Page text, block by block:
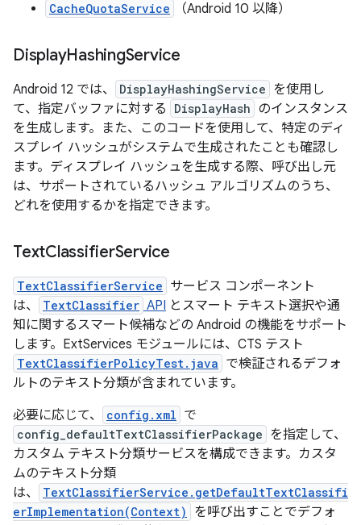
CacheQuotaService （Android 10 以降）
DisplayHashingService
Android 12 では、 DisplayHashingService を使用し
て、指定バッファに対する
DisplayHash のインスタンス
を生成します。また、このコードを使用して、特定のディ
スプレイ ハッシュがシステムで生成されたことも確認し
ます。ディスプレイ ハッシュを生成する際、呼び出し元
は、サポートされているハッシュ アルゴリズムのうち、
どれを使用するかを指定できます。
TextClassifierService
TextClassifierService サービス コンポーネント
は、
TextClassifier API とスマート テキスト選択や通
知に関するスマート候補などの Android の機能をサポート
します。ExtServices モジュールには、CTS テスト
TextClassifierPolicyTest.java で検証されるデフォ
ルトのテキスト分類が含まれています。
必要に応じて、
config.xml で
config_defaultTextClassifierPackage を指定して、
カスタム テキスト分類サービスを構成できます。カスタ
ムのテキスト分類
は、
TextClassifierService.getDefaultTextClassifi
erImplementation(Context)
を呼び出すことでデフォ